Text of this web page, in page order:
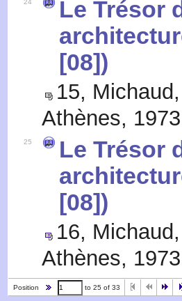
24
Le Trésor
[08])
15,
Athènes, 1973
25
Le Trésor
[08])
16,
Athènes, 1973
Position to 25 of 33